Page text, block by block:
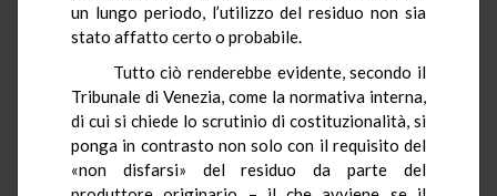
un lungo periodo, l’utilizzo del residuo non sia
stato affatto certo o probabile.
Tutto ciò renderebbe evidente, secondo il
Tribunale di Venezia, come la normativa interna,
di cui si chiede lo scrutinio di costituzionalità, si
ponga in contrasto non solo con il requisito del
«non disfarsi» del residuo da parte del